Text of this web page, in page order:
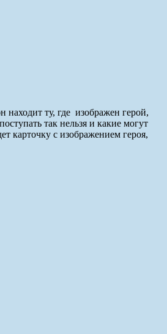
ту, где изображен герой,
так нельзя и какие могут
карточку с изображением героя,